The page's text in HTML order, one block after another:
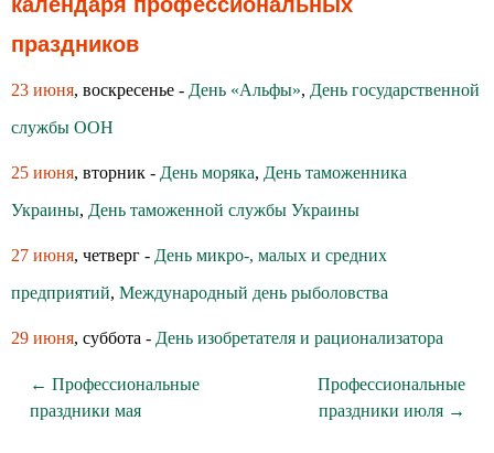
праздников
23 июня, воскресенье - День «Альфы», День государственной
службы ООН
25 июня, вторник - День моряка, День таможенника
Украины, День таможенной службы Украины
27 июня, четверг - День микро-, малых и средних
предприятий, Международный день рыболовства
29 июня, суббота - День изобретателя и рационализатора
← Профессиональные
праздники мая
Профессиональные
праздники июля →